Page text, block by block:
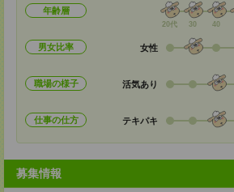
年齢層
20代 30 40
男女比率 女性
職場の様子 活気あり
仕事の仕方 テキパキ
募集情報